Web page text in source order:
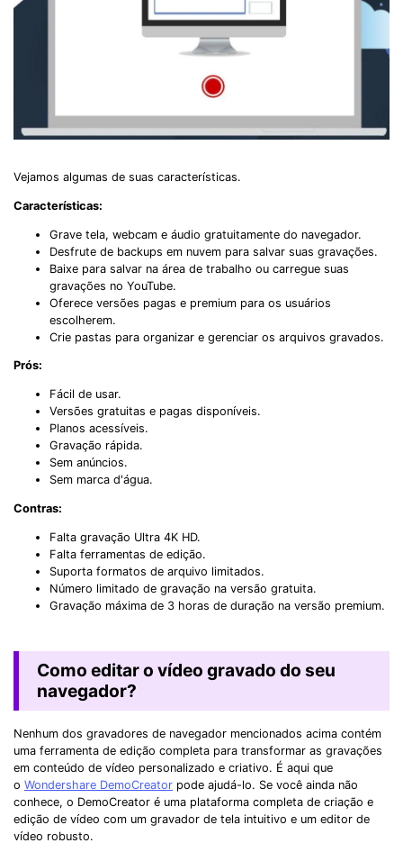
Vejamos algumas de suas características.
Características:
Grave tela, webcam e áudio gratuitamente do navegador.
Desfrute de backups em nuvem para salvar suas gravações.
Baixe para salvar na área de trabalho ou carregue suas
gravações no YouTube.
Oferece versões pagas e premium para os usuários
escolherem.
Crie pastas para organizar e gerenciar os arquivos gravados.
Prós:
Fácil de usar.
Versões gratuitas e pagas disponíveis.
Planos acessíveis.
Gravação rápida.
Sem anúncios.
Sem marca d'água.
Contras:
Falta gravação Ultra 4K HD.
Falta ferramentas de edição.
Suporta formatos de arquivo limitados.
Número limitado de gravação na versão gratuita.
Gravação máxima de 3 horas de duração na versão premium.
Como editar o vídeo gravado do seu
navegador?
Nenhum dos gravadores de navegador mencionados acima contém
uma ferramenta de edição completa para transformar as gravações
em conteúdo de vídeo personalizado e criativo. É aqui que
o Wondershare DemoCreator pode ajudá-lo. Se você ainda não
conhece, o DemoCreator é uma plataforma completa de criação e
edição de vídeo com um gravador de tela intuitivo e um editor de
vídeo robusto.